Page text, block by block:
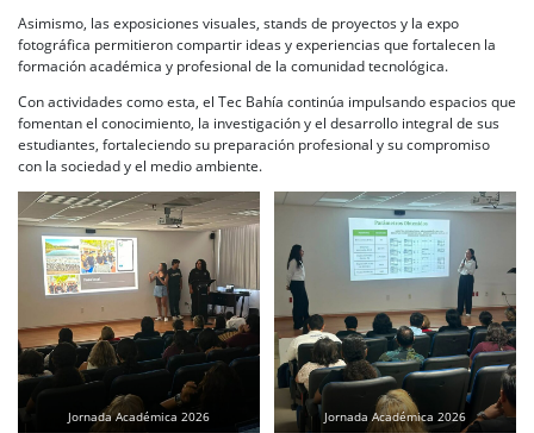
Asimismo, las exposiciones visuales, stands de proyectos y la expo
fotográfica permitieron compartir ideas y experiencias que fortalecen la
formación académica y profesional de la comunidad tecnológica.
Con actividades como esta, el Tec Bahía continúa impulsando espacios que
fomentan el conocimiento, la investigación y el desarrollo integral de sus
estudiantes, fortaleciendo su preparación profesional y su compromiso
con la sociedad y el medio ambiente.
Jornada Académica 2026 Jornada Académica 2026